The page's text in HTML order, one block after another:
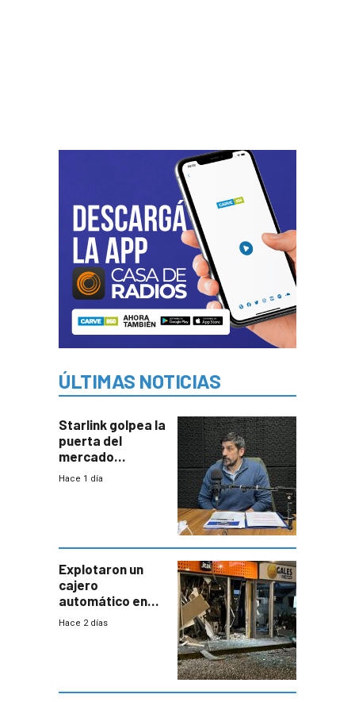
ÚLTIMAS NOTICIAS
Starlink golpea la
puerta del
mercado
uruguayo y Antel
con mayor
miedo”
Hace 1 día
Explotaron un
cajero
automático en
Parque Miramar;
Hace 2 días